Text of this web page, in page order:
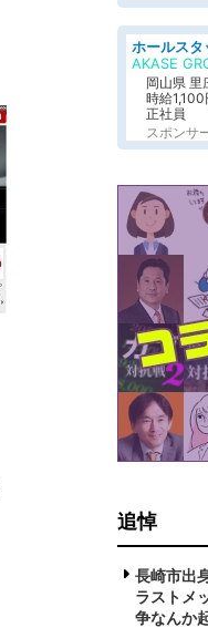
AKASE
岡山県 里
時給1,100
正社員
スポンサ
追悼
長崎市出
ラストメ
争なんか